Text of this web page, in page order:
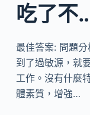
吃了不
最佳答案: 問題
到了過敏源，就
工作。沒有什麼
體素質，增強…